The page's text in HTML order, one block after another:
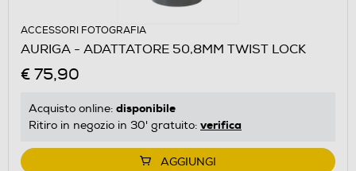
ACCESSORI FOTOGRAFIA
AURIGA - ADATTATORE 50,8MM TWIST LOCK
€ 75,90
Acquisto online: disponibile
Ritiro in negozio in 30' gratuito: verifica
AGGIUNGI